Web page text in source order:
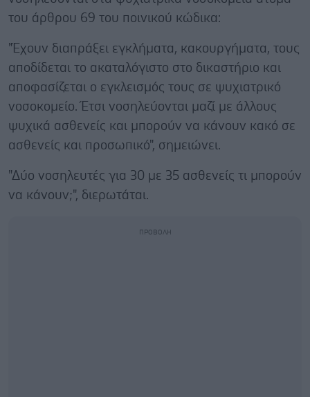
του άρθρου 69 του ποινικού κώδικα:
"Έχουν διαπράξει εγκλήματα, κακουργήματα, τους
αποδίδεται το ακαταλόγιστο στο δικαστήριο και
αποφασίζεται ο εγκλεισμός τους σε ψυχιατρικό
νοσοκομείο. Έτσι νοσηλεύονται μαζί με άλλους
ψυχικά ασθενείς και μπορούν να κάνουν κακό σε
ασθενείς και προσωπικό", σημειώνει.
"Δύο νοσηλευτές για 30 με 35 ασθενείς τι μπορούν
να κάνουν;", διερωτάται.